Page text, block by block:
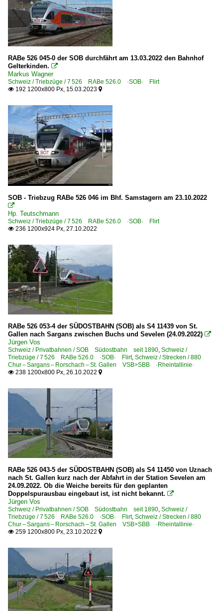
RABe 526 045-0 der SOB durchfährt am 13.03.2022 den Bahnhof
Gelterkinden. 
Markus Wagner
Schweiz / Triebzüge / 7 526 RABe 526.0 ·SOB· Flirt
 192 1200x800 Px, 15.03.2023 
SOB - Triebzug RABe 526 046 im Bhf. Samstagern am 23.10.2022

Hp. Teutschmann
Schweiz / Triebzüge / 7 526 RABe 526.0 ·SOB· Flirt
 236 1200x924 Px, 27.10.2022
RABe 526 053-4 der SÜDOSTBAHN (SOB) als S4 11439 von St.
Gallen nach Sargans zwischen Buchs und Sevelen (24.09.2022) 
Jürgen Vos
Schweiz / Privatbahnen / SOB Südostbahn seit 1890, Schweiz /
Triebzüge / 7 526 RABe 526.0 ·SOB· Flirt, Schweiz / Strecken / 880
Chur – Sargans – Rorschach – St. Gallen VSB>SBB ·Rheintallinie·
 238 1200x800 Px, 26.10.2022 
RABe 526 043-5 der SÜDOSTBAHN (SOB) als S4 11450 von Uznach
nach St. Gallen kurz nach der Abfahrt in der Station Sevelen am
24.09.2022. Ob die Weiche bereits für den geplanten
Doppelspurausbau eingebaut ist, ist nicht bekannt. 
Jürgen Vos
Schweiz / Privatbahnen / SOB Südostbahn seit 1890, Schweiz /
Triebzüge / 7 526 RABe 526.0 ·SOB· Flirt, Schweiz / Strecken / 880
Chur – Sargans – Rorschach – St. Gallen VSB>SBB ·Rheintallinie·
 259 1200x800 Px, 23.10.2022 